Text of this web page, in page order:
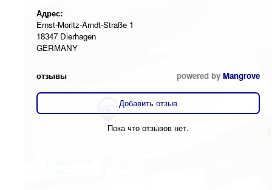
Адрес:
Ernst-Moritz-Arndt-Straße 1
18347 Dierhagen
GERMANY
отзывы powered by Mangrove
Добавить отзыв
Пока что отзывов нет.